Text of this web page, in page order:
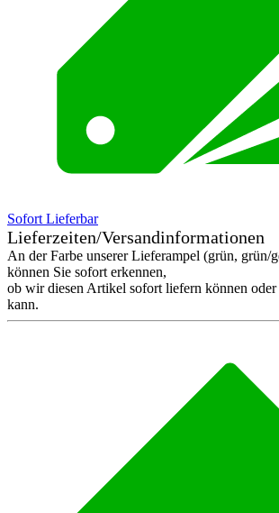
Sofort Lieferbar
Lieferzeiten/Versandinformationen
An der Farbe unserer Lieferampel (grün, grün/
können Sie sofort erkennen,
ob wir diesen Artikel sofort liefern können oder
kann.